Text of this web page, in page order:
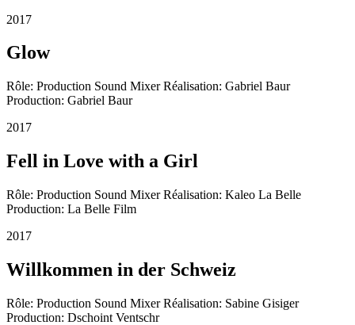
2017
Glow
Rôle: Production Sound Mixer Réalisation: Gabriel Baur
Production: Gabriel Baur
2017
Fell in Love with a Girl
Rôle: Production Sound Mixer Réalisation: Kaleo La Belle
Production: La Belle Film
2017
Willkommen in der Schweiz
Rôle: Production Sound Mixer Réalisation: Sabine Gisiger
Production: Dschoint Ventschr